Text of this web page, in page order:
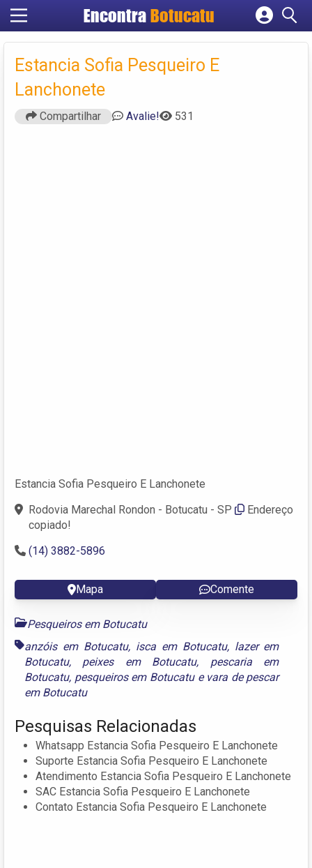
EncontraBotucatu
Cadastrar empresa
Criar conta
Estancia Sofia Pesqueiro E
Lanchonete
Compartilhar Avalie! 531
Estancia Sofia Pesqueiro E Lanchonete
Rodovia Marechal Rondon - Botucatu - SP
Endereço
copiado!
(14) 3882-5896
Mapa Comente
Pesqueiros em Botucatu
anzóis em Botucatu, isca em Botucatu, lazer em
Botucatu, peixes em Botucatu, pescaria em
Botucatu, pesqueiros em Botucatue vara de pescar
em Botucatu
Pesquisas Relacionadas
Whatsapp Estancia Sofia Pesqueiro E Lanchonete
Suporte Estancia Sofia Pesqueiro E Lanchonete
Atendimento Estancia Sofia Pesqueiro E Lanchonete
SAC Estancia Sofia Pesqueiro E Lanchonete
Contato Estancia Sofia Pesqueiro E Lanchonete